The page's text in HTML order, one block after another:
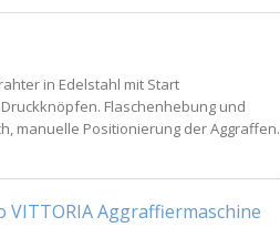
in Edelstahl mit Start
Flaschenhebung und
manuelle Positionierung der Aggraffen.
VITTORIA Aggraffiermaschine